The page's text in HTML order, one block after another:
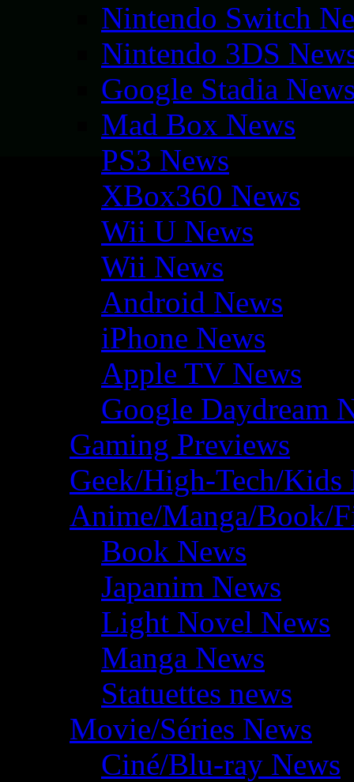
Nintendo Switch
Nintendo 3DS
Google Stadia
Mad Box News
PS3 News
XBox360 News
Wii U News
Wii News
Android News
iPhone News
Apple TV News
Google Daydream
Gaming Previews
Geek/High-Tech/Kids
Anime/Manga/Book/
Book News
Japanim News
Light Novel News
Manga News
Statuettes news
Movie/Séries News
Ciné/Blu-ray News